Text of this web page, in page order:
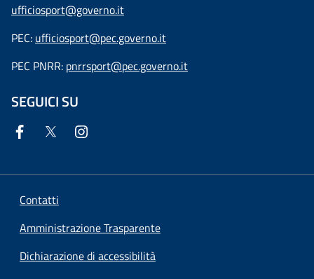
ufficiosport@governo.it
PEC: ufficiosport@pec.governo.it
PEC PNRR: pnrrsport@pec.governo.it
SEGUICI SU
Contatti
Amministrazione Trasparente
Dichiarazione di accessibilità